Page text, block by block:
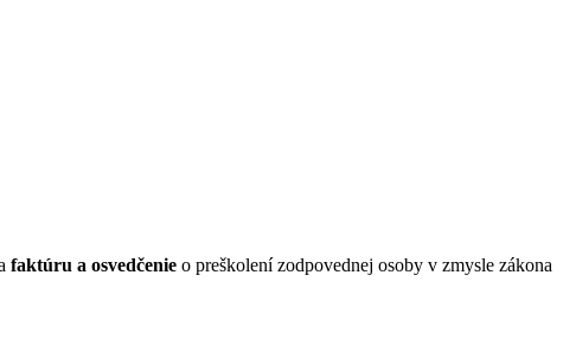
faktúru a osvedčenie o preškolení zodpovednej osoby v zmysle zákona